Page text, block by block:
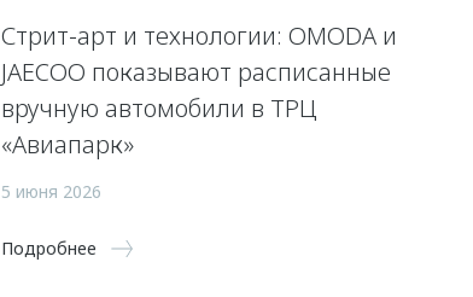
Стрит-арт и технологии: OMODA и
JAECOO показывают расписанные
вручную автомобили в ТРЦ
«Авиапарк»
5 июня 2026
Подробнее